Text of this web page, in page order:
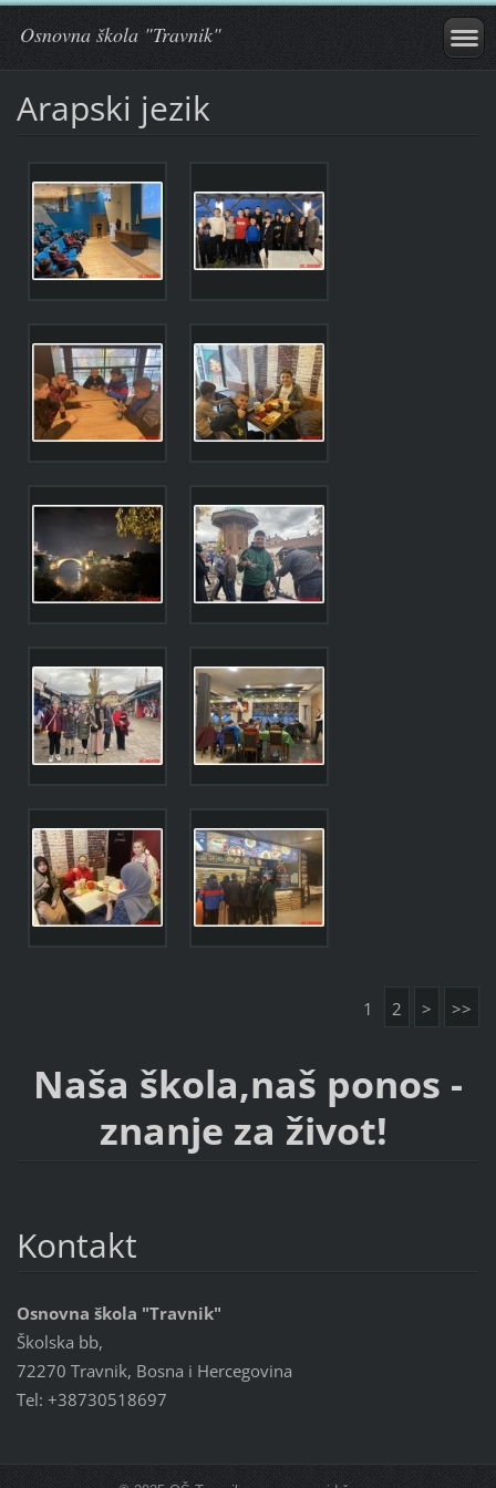
Osnovna škola "Travnik"
Arapski jezik
1 2 > >>
Naša škola,naš ponos -
znanje za život!
Kontakt
Osnovna škola "Travnik"
Školska bb,
72270 Travnik, Bosna i Hercegovina
Tel: +38730518697